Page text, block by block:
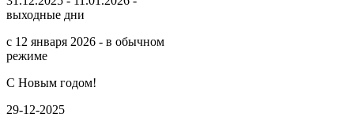
выходные дни
с 12 января 2026 - в обычном
режиме
С Новым годом!
29-12-2025